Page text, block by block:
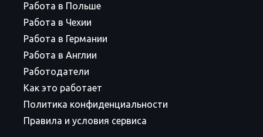
Работа в Польше
Работа в Чехии
Работа в Германии
Работа в Англии
Работодатели
Как это работает
Политика конфиденциальности
Правила и условия сервиса